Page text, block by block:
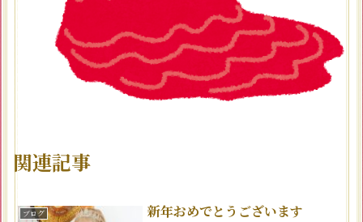
関連記事
ブログ 新年おめでとうございます